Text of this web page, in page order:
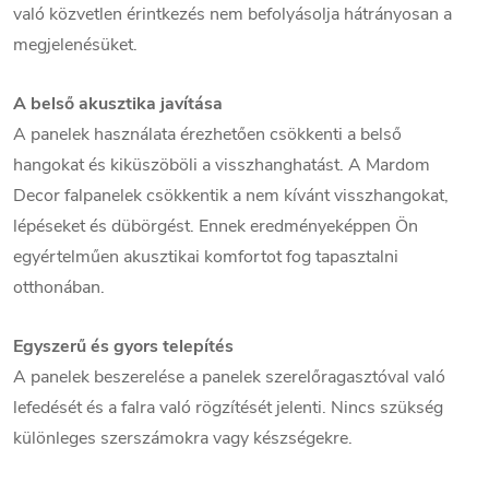
való közvetlen érintkezés nem befolyásolja hátrányosan a
megjelenésüket.
A belső akusztika javítása
A panelek használata érezhetően csökkenti a belső
hangokat és kiküszöböli a visszhanghatást. A Mardom
Decor falpanelek csökkentik a nem kívánt visszhangokat,
lépéseket és dübörgést. Ennek eredményeképpen Ön
egyértelműen akusztikai komfortot fog tapasztalni
otthonában.
Egyszerű és gyors telepítés
A panelek beszerelése a panelek szerelőragasztóval való
lefedését és a falra való rögzítését jelenti. Nincs szükség
különleges szerszámokra vagy készségekre.